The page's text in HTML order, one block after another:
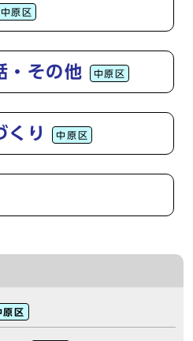
中原区
・その他 中原区
くり 中原区
原区